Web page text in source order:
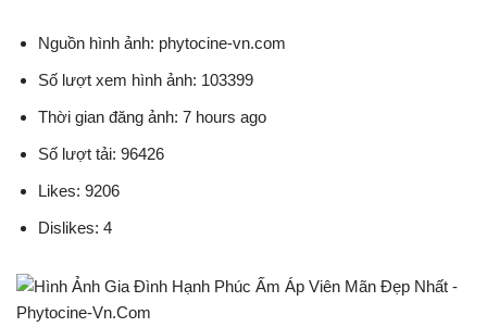
Nguồn hình ảnh: phytocine-vn.com
Số lượt xem hình ảnh: 103399
Thời gian đăng ảnh: 7 hours ago
Số lượt tải: 96426
Likes: 9206
Dislikes: 4